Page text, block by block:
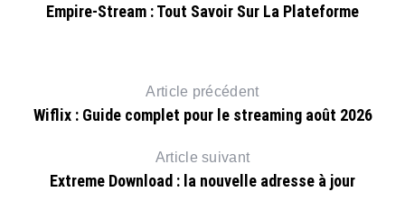
Empire-Stream : Tout Savoir Sur La Plateforme
Article précédent
Wiflix : Guide complet pour le streaming août 2026
Article suivant
Extreme Download : la nouvelle adresse à jour